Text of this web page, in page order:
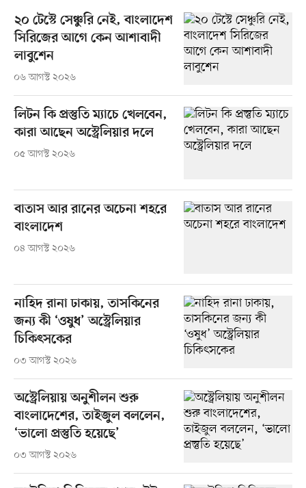
২০ টেস্টে সেঞ্চুরি নেই, বাংলাদেশ
সিরিজের আগে কেন আশাবাদী
লাবুশেন
০৬ আগস্ট ২০২৬
লিটন কি প্রস্তুতি ম্যাচে খেলবেন,
কারা আছেন অস্ট্রেলিয়ার দলে
০৫ আগস্ট ২০২৬
বাতাস আর রানের অচেনা শহরে
বাংলাদেশ
০৪ আগস্ট ২০২৬
নাহিদ রানা ঢাকায়, তাসকিনের
জন্য কী ‘ওষুধ’ অস্ট্রেলিয়ার
চিকিৎসকের
০৩ আগস্ট ২০২৬
অস্ট্রেলিয়ায় অনুশীলন শুরু
বাংলাদেশের, তাইজুল বললেন,
‘ভালো প্রস্তুতি হয়েছে’
০৩ আগস্ট ২০২৬